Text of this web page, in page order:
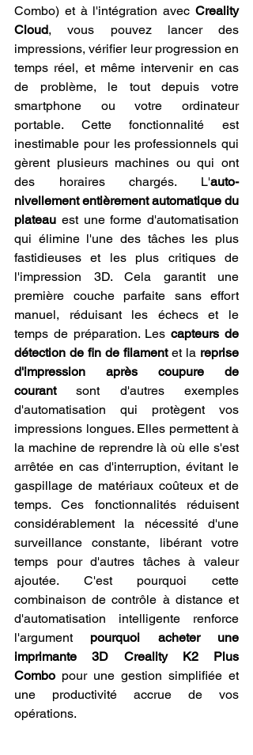
Combo) et à l'intégration avec Creality
Cloud, vous pouvez lancer des
impressions, vérifier leur progression en
temps réel, et même intervenir en cas
de problème, le tout depuis votre
smartphone ou votre ordinateur
portable. Cette fonctionnalité est
inestimable pour les professionnels qui
gèrent plusieurs machines ou qui ont
des horaires chargés. L'auto-
nivellement entièrement automatique du
plateau est une forme d'automatisation
qui élimine l'une des tâches les plus
fastidieuses et les plus critiques de
l'impression 3D. Cela garantit une
première couche parfaite sans effort
manuel, réduisant les échecs et le
temps de préparation. Les capteurs de
détection de fin de filament et la reprise
d'impression après coupure de
courant sont d'autres exemples
d'automatisation qui protègent vos
impressions longues. Elles permettent à
la machine de reprendre là où elle s'est
arrêtée en cas d'interruption, évitant le
gaspillage de matériaux coûteux et de
temps. Ces fonctionnalités réduisent
considérablement la nécessité d'une
surveillance constante, libérant votre
temps pour d'autres tâches à valeur
ajoutée. C'est pourquoi cette
combinaison de contrôle à distance et
d'automatisation intelligente renforce
l'argument pourquoi acheter une
imprimante 3D Creality K2 Plus
Combo pour une gestion simplifiée et
une productivité accrue de vos
opérations.